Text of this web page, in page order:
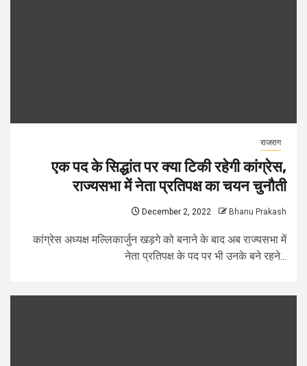
राजराग
एक पद के सिद्धांत पर क्या टिकी रहेगी कांग्रेस,
राज्यसभा में नेता प्रतिपक्ष का चयन चुनौती
December 2, 2022 Bhanu Prakash
कांग्रेस अध्‍यक्ष मल्लिकार्जुन खड़गे को बनाने के बाद अब राज्‍यसभा में
नेता प्रतिपक्ष के पद पर भी उनके बने रहने...